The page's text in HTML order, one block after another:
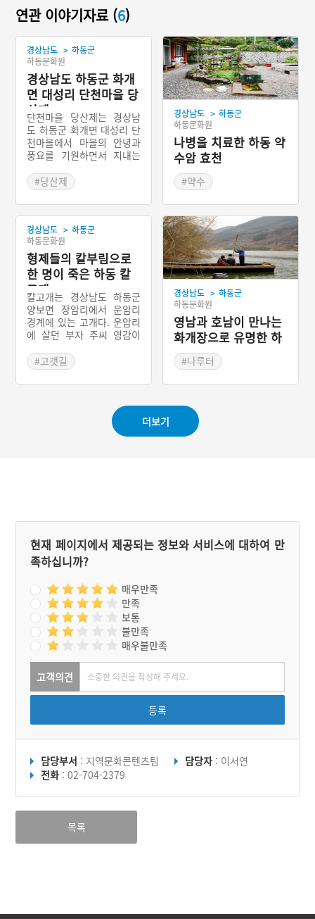
연관 이야기자료 (6)
경상남도 > 하동군
하동문화원
경상남도 하동군 화개
면 대성리 단천마을 당
산제
단천마을 당산제는 경상남
도 하동군 화개면 대성리 단
천마을에서 마을의 안녕과
풍요를 기원하면서 지내는
따로 없고 수령이 200년 이
상 된 마을의 굴참나무를 당
산나무로 여긴다. 단천마을
의 당산제에는 단천마을의
마을 신이 신성하다고 믿는
외지로 출타한 사람들도 많
이 참여한다. 당산제의 모든
절차가 끝나면 마을 사람들
이 함께 모여 젯상의 음식을
나누어 먹는다.
#당산제
경상남도 > 하동군
하동문화원
나병을 치료한 하동 약
수암 효천
#약수
경상남도 > 하동군
하동문화원
형제들의 칼부림으로
한 명이 죽은 하동 칼
고개
칼고개는 경상남도 하동군
양보면 장암리에서 운암리
경계에 있는 고개다. 운암리
에 살던 부자 주씨 영감이
는 과정에서 형제가 싸워 칼
부림이 나고, 한 명이 죽었
다. 그래서 이 고개를 ‘칼부
‘칼고개’로 부르게 되었다.
#고갯길
경상남도 > 하동군
하동문화원
영남과 호남이 만나는
화개장으로 유명한 하
동의 화개나루
#나루터
더보기
현재 페이지에서 제공되는 정보와 서비스에 대하여 만
족하십니까?
매우만족
만족
보통
불만족
매우불만족
고객의견
등록
담당부서 : 지역문화콘텐츠팀 담당자 : 이서연
전화 : 02-704-2379
목록